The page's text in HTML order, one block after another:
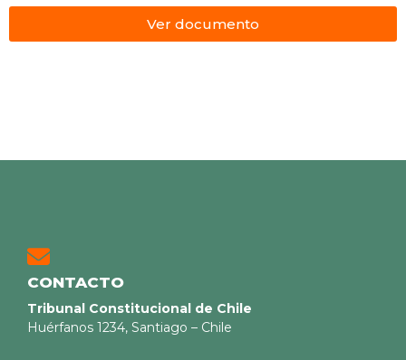
Ver documento
CONTACTO
Tribunal Constitucional de Chile
Huérfanos 1234, Santiago – Chile